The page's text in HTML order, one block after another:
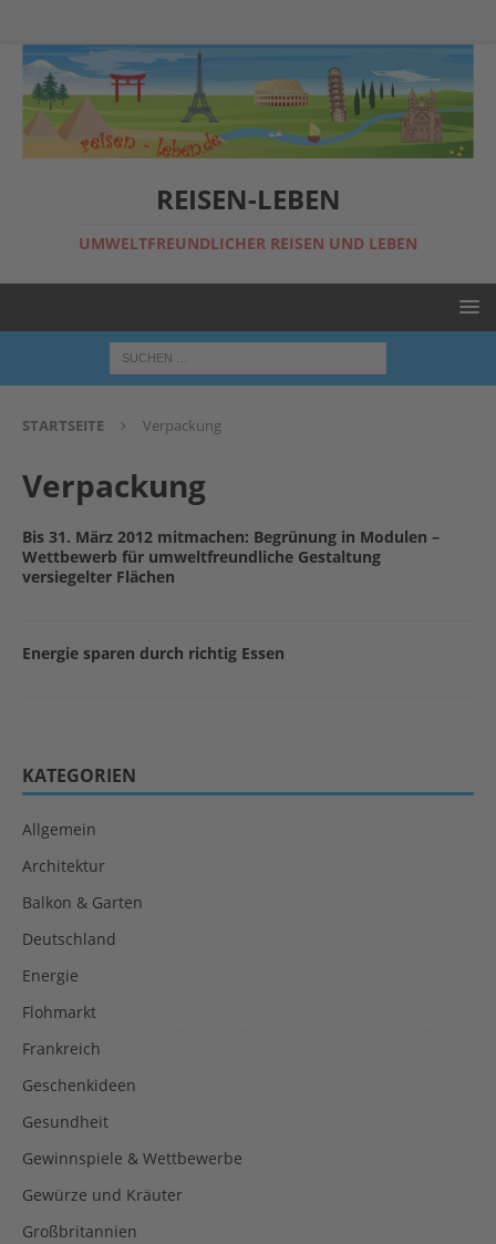
REISEN-LEBEN
UMWELTFREUNDLICHER REISEN UND LEBEN
STARTSEITE Verpackung
Verpackung
Bis 31. März 2012 mitmachen: Begrünung in Modulen –
Wettbewerb für umweltfreundliche Gestaltung
versiegelter Flächen
Energie sparen durch richtig Essen
KATEGORIEN
Allgemein
Architektur
Balkon & Garten
Deutschland
Energie
Flohmarkt
Frankreich
Geschenkideen
Gesundheit
Gewinnspiele & Wettbewerbe
Gewürze und Kräuter
Großbritannien